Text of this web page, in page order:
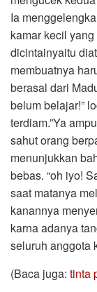
Ia
kamar kecil
dicintainyaitu
membuatnya
berasal dari
belum belajar!”
terdiam.”Ya
sahut orang
menunjukkan
bebas. “oh iyo!
saat matanya
kanannya
karna adanya
seluruh anggota
(Baca juga: tinta